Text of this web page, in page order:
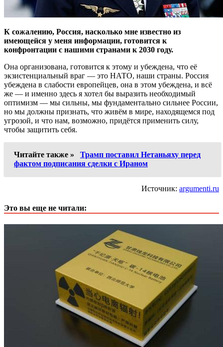
К сожалению, Россия, насколько мне известно из
имеющейся у меня информации, готовится к
конфронтации с нашими странами к 2030 году.
Она организована, готовится к этому и убеждена, что её
экзистенциальный враг — это НАТО, наши страны. Россия
убеждена в слабости европейцев, она в этом убеждена, и всё
же — и именно здесь я хотел бы выразить необходимый
оптимизм — мы сильны, мы фундаментально сильнее России,
но мы должны признать, что живём в мире, находящемся под
угрозой, и что нам, возможно, придётся применить силу,
чтобы защитить себя.
Читайте также »
Трамп поставил Нетаньяху перед
фактом подписания сделки с Ираном
Источник: argumenti.ru
Это вы еще не читали: